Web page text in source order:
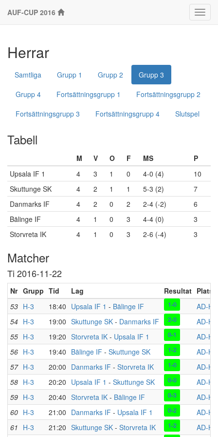
AUF-CUP 2016
Herrar
Samtliga Grupp 1 Grupp 2
Grupp 3
Grupp 4
Fortsättningsgrupp 1
Fortsättningsgrupp 2
Fortsättningsgrupp 3
Fortsättningsgrupp 4 Slutspel
Tabell
M V O F MS
P
Upsala IF 1
4 3 1 0 4-0 (4)
10
Skuttunge SK
4 2 1 1 5-3 (2)
7
Danmarks IF
4 2 0 2 2-4 (-2)
6
Bälinge IF
4 1 0 3 4-4 (0)
3
Storvreta IK
4 1 0 3 2-6 (-4) 3
Matcher
Ti 2016-11-22
Nr Grupp Tid Lag Resultat Plats
53 H-3 18:40 Upsala IF 1 - Bälinge IF 1-0
AD-
54 H-3 19:00 Skuttunge SK - Danmarks IF 2-0
AD-
55 H-3 19:20 Storvreta IK - Upsala IF 1 0-1
AD-
56 H-3 19:40 Bälinge IF - Skuttunge SK 1-2
AD-
57 H-3 20:00 Danmarks IF - Storvreta IK 1-0
AD-
58 H-3 20:20 Upsala IF 1 - Skuttunge SK 0-0
AD-
59 H-3 20:40 Storvreta IK - Bälinge IF 0-3
AD-
60 H-3 21:00 Danmarks IF - Upsala IF 1 0-2
AD-
61 H-3 21:20 Skuttunge SK - Storvreta IK 1-2 AD-